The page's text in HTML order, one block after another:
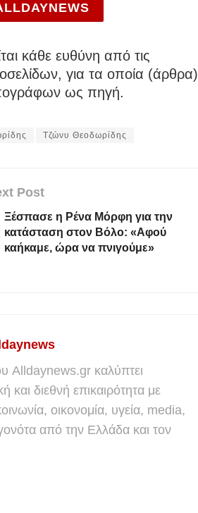
κάθε ευθύνη από τις
για τα οποία (άρθρα)
ως πηγή.
Τζώνυ Θεοδωρίδης
Post
Ξέσπασε η Ρένα Μόρφη για την
κατάσταση στον Βόλο: «Αφού
καήκαμε, ώρα να πνιγούμε»
Alldaynews.gr καλύπτει
και διεθνή επικαιρότητα με
οικονομία, υγεία, media,
από την Ελλάδα και τον